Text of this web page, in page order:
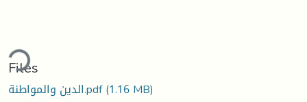
Files
الدين والمواطنة.pdf(1.16 MB)